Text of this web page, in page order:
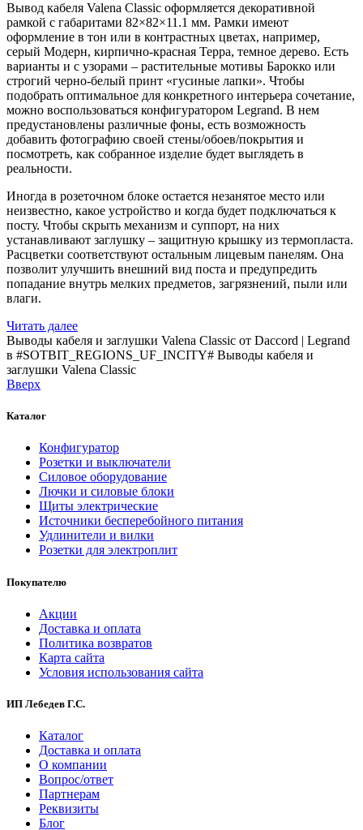
Вывод кабеля Valena Classic оформляется декоративной
рамкой с габаритами 82×82×11.1 мм. Рамки имеют
оформление в тон или в контрастных цветах, например,
серый Модерн, кирпично-красная Терра, темное дерево. Есть
варианты и с узорами – растительные мотивы Барокко или
строгий черно-белый принт «гусиные лапки». Чтобы
подобрать оптимальное для конкретного интерьера сочетание,
можно воспользоваться конфигуратором Legrand. В нем
предустановлены различные фоны, есть возможность
добавить фотографию своей стены/обоев/покрытия и
посмотреть, как собранное изделие будет выглядеть в
реальности.
Иногда в розеточном блоке остается незанятое место или
неизвестно, какое устройство и когда будет подключаться к
посту. Чтобы скрыть механизм и суппорт, на них
устанавливают заглушку – защитную крышку из термопласта.
Расцветки соответствуют остальным лицевым панелям. Она
позволит улучшить внешний вид поста и предупредить
попадание внутрь мелких предметов, загрязнений, пыли или
влаги.
Читать далее
Выводы кабеля и заглушки Valena Classic от Daccord | Legrand
в #SOTBIT_REGIONS_UF_INCITY# Выводы кабеля и
заглушки Valena Classic
Вверх
Каталог
Конфигуратор
Розетки и выключатели
Силовое оборудование
Лючки и силовые блоки
Щиты электрические
Источники бесперебойного питания
Удлинители и вилки
Розетки для электроплит
Покупателю
Акции
Доставка и оплата
Политика возвратов
Карта сайта
Условия использования сайта
ИП Лебедев Г.С.
Каталог
Доставка и оплата
О компании
Вопрос/ответ
Партнерам
Реквизиты
Блог